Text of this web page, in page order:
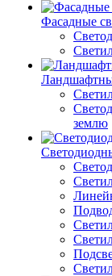
Фасадные
землю